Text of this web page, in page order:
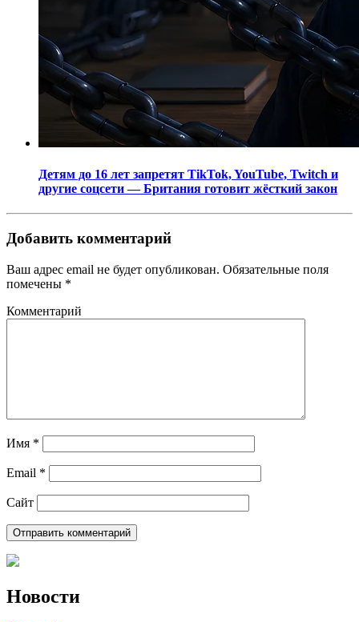
Детям до 16 лет запретят TikTok, YouTube, Twitch и
другие соцсети — Британия готовит жёсткий закон
Добавить комментарий
Ваш адрес email не будет опубликован. Обязательные поля
помечены *
Комментарий
Имя *
Email *
Сайт
Новости